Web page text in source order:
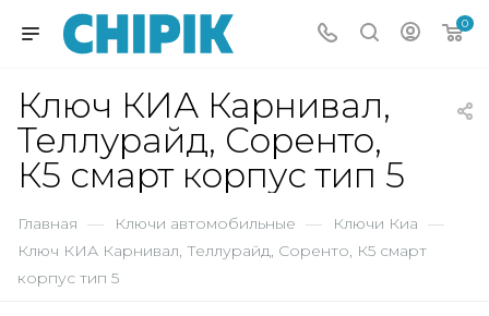
0
Ключ КИА Карнивал,
Теллурайд, Соренто,
К5 смарт корпус тип 5
Главная — Ключи автомобильные — Ключи Киа —
Ключ КИА Карнивал, Теллурайд, Соренто, К5 смарт
корпус тип 5